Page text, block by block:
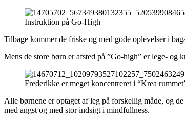
Instruktion på Go-High
Tilbage kommer de friske og med gode oplevelser i
Mens de store børn er afsted på ”Go-high” er lege- og
Frederikke er meget koncentreret i “Krea
Alle børnene er optaget af leg på forskellig måde, og
med angst og med stor indsigt i mindfullness.